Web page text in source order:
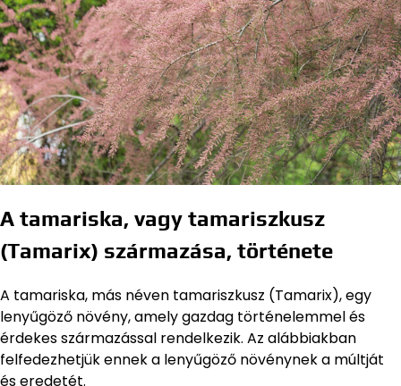
A tamariska, vagy tamariszkusz
(Tamarix) származása, története
A tamariska, más néven tamariszkusz (Tamarix), egy
lenyűgöző növény, amely gazdag történelemmel és
érdekes származással rendelkezik. Az alábbiakban
felfedezhetjük ennek a lenyűgöző növénynek a múltját
és eredetét.